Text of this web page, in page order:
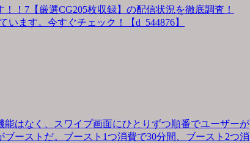
！7【厳選CG205枚収録】の配信状況を徹底調査！
ます。今すぐチェック！【d_544876】
はなく、スワイプ画面にひとりずつ順番でユーザーが
ーストだ。ブースト1つ消費で30分間、ブースト2つ消